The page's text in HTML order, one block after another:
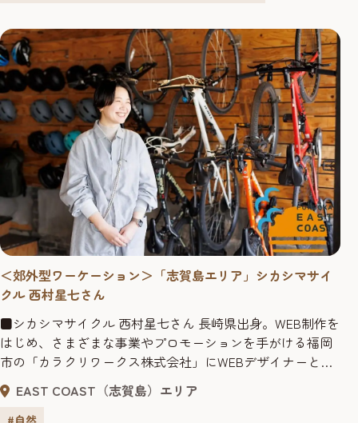
も行くことができる志賀島...
＜郊外型ワーケーション＞「志賀島エリア」シカシマサイ
クル 西村星七さん
■シカシマサイクル 西村星七さん 長崎県出身。WEB制作を
はじめ、さまざまな事業やプロモーションを手がける福岡
市の「カラクリワークス株式会社」にWEBデザイナーとし
て勤務した後、同じ会社で働いていた山崎基康さんが立ち
上げた株式会社UBSNAに参加。志賀島のレンタサイクル＆
カフェ「シカシマサイクル」の運営に携わるほか、志賀島
EAST COAST（志賀島）エリア
#自然